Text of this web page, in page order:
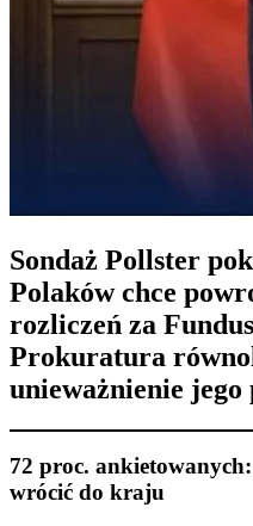
Sondaż Pollster
Polaków chce
rozliczeń za
Prokuratura
unieważnienie jego
72 proc. ankietowanych:
wrócić do kraju